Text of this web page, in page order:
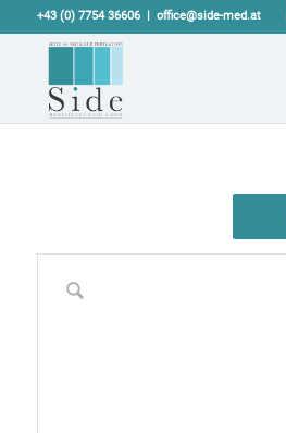
+43 (0) 7754 36606 office@side-med.at